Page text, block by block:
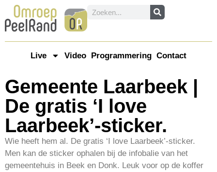
Live Video Programmering Contact
Gemeente Laarbeek |
De gratis ‘I love
Laarbeek’-sticker.
Wie heeft hem al. De gratis ‘I love Laarbeek’-sticker.
Men kan de sticker ophalen bij de infobalie van het
gemeentehuis in Beek en Donk. Leuk voor op de koffer